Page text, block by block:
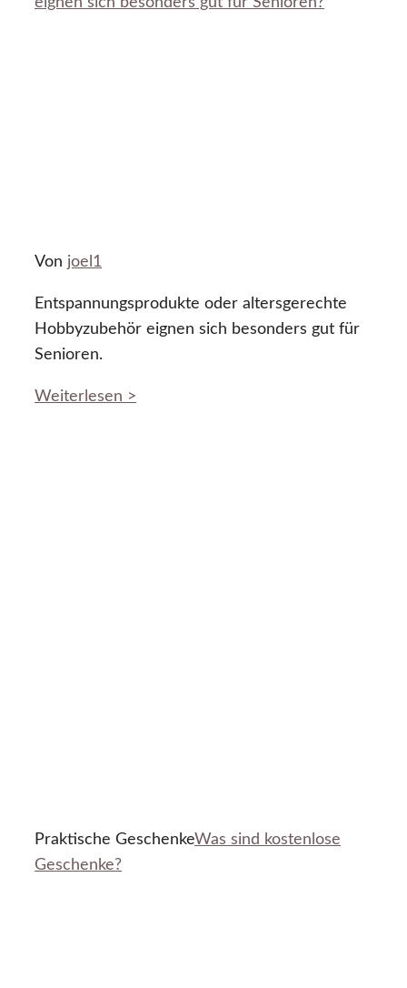
Von joel1
Entspannungsprodukte oder altersgerechte
Hobbyzubehör eignen sich besonders gut für
Senioren.
Weiterlesen >
Praktische GeschenkeWas sind kostenlose
Geschenke?